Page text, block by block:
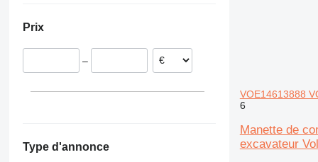
329
824
EC 460
EC 480
Italie
Prix
–
Type d'annonce
VOE14613888
6
Manette de
excavateur